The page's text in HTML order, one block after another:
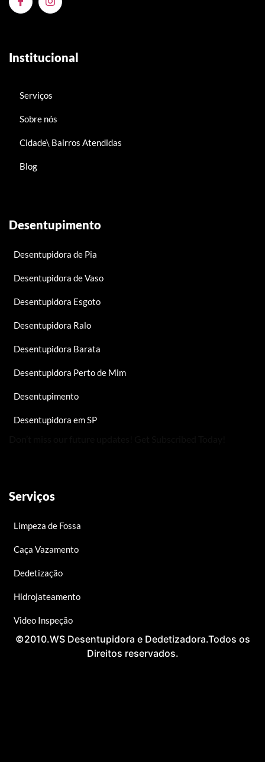
Institucional
Serviços
Sobre nós
Cidade\ Bairros Atendidas
Blog
Desentupimento
Desentupidora de Pia
Desentupidora de Vaso
Desentupidora Esgoto
Desentupidora Ralo
Desentupidora Barata
Desentupidora Perto de Mim
Desentupimento
Desentupidora em SP
Serviços
Limpeza de Fossa
Caça Vazamento
Dedetização
Hidrojateamento
Video Inspeção
©2010.WS Desentupidora e Dedetizadora.Todos os
Direitos reservados.